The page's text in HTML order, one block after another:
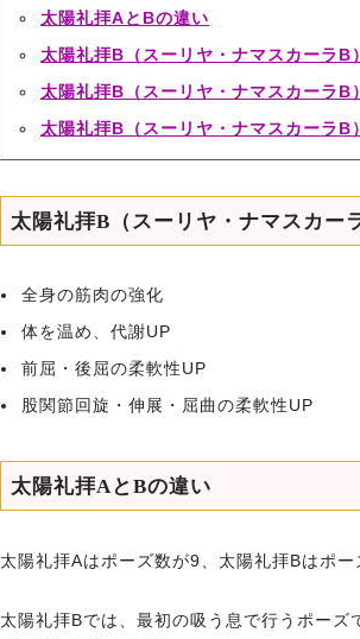
太陽礼拝AとBの違い
太陽礼拝B（スーリヤ・ナマスカーラB
太陽礼拝B（スーリヤ・ナマスカーラB
太陽礼拝B（スーリヤ・ナマスカーラB
太陽礼拝B（スーリヤ・ナマスカー
全身の筋肉の強化
体を温め、代謝UP
前屈・後屈の柔軟性UP
股関節回旋・伸展・屈曲の柔軟性UP
太陽礼拝AとBの違い
太陽礼拝Aはポーズ数が9、太陽礼拝Bはポー
太陽礼拝Bでは、最初の吸う息で行うポーズ